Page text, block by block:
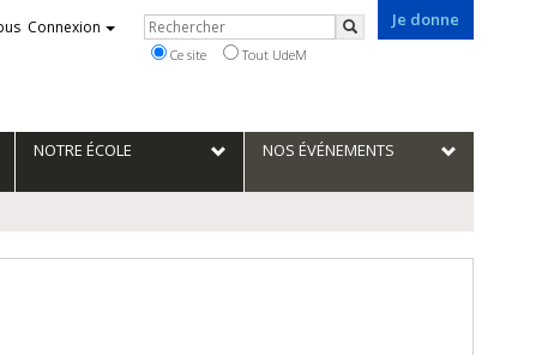
Je donne
Connexion Rechercher
Rechercher
Ce site Tout UdeM
NOTRE ÉCOLE NOS ÉVÉNEMENTS